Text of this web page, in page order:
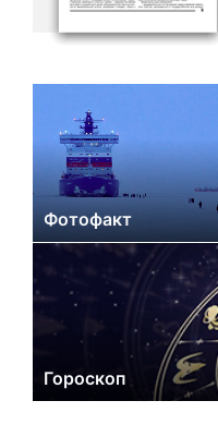
Фотофакт
Гороскоп